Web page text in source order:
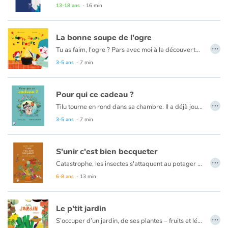
Blog
Actualités
Par thématique
Rencontres et témoignages
Contes d'ici et d'ailleurs
Autour de la lecture
Apprendre à lire
Livre audio
13-18 ans - 16 min
La bonne soupe de l'ogre
Tu as faim, l'ogre ? Pars avec moi à la découverte des légumes du potager. On va cuisiner une bonne soupe ! Troisième aventure de l'ogre et de son amie Margotte, après "L'ogre, Margotte et la galette" et "Le carnaval de l'ogre".
3-5 ans - 7 min
…
Pour qui ce cadeau ?
Tilu tourne en rond dans sa chambre. Il a déjà joué avec tous ses jouets. Sans bruit, il sort dans la forêt. Ho, c’est quoi ce paquet rouge accroché en haut d’un arbre ?
3-5 ans - 7 min
…
S'unir c'est bien becqueter
Catastrophe, les insectes s'attaquent au potager du poulailler ! Pas de panique, Marcel le coq a une idée de génie : il asperge tout d'anti-mouche... et tombe immédiatement malade après avoir mangé une salade. Les poules sont unanimes, il faut trouver une autre solution pour protéger les plantations. Mais entre plantivores et bestiolivores, pas facile de se mettre d'accord !
6-8 ans - 13 min
…
Le p'tit jardin
S’occuper d’un jardin, de ses plantes – fruits et légumes – c’est irriguer, retourner la terre, semer, ajouter de l’engrais, attendre, arroser, utiliser les bons outils, arracher les mauvaises herbes, se débarrasser des limaces... et quand les fruits et légumes sont mûrs à point, les cueillir et se régaler ! …